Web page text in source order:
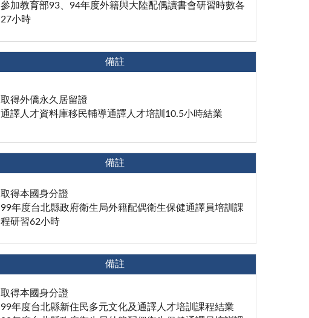
參加教育部93、94年度外籍與大陸配偶讀書會研習時數各
27小時
備註
取得外僑永久居留證
通譯人才資料庫移民輔導通譯人才培訓10.5小時結業
備註
取得本國身分證
99年度台北縣政府衛生局外籍配偶衛生保健通譯員培訓課
程研習62小時
備註
取得本國身分證
99年度台北縣新住民多元文化及通譯人才培訓課程結業